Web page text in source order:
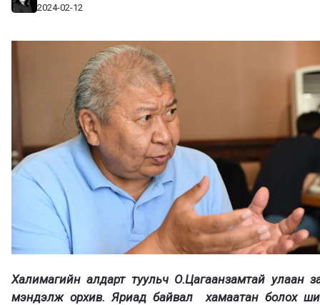
2024-02-12
Халимагийн алдарт туульч О.Цагаанзамтай улаан
мэндэлж орхив. Яриад байвал хамаатан болох